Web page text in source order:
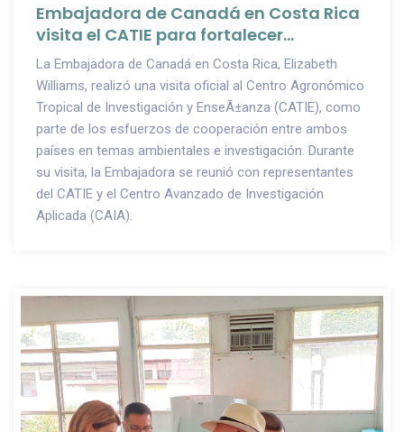
Embajadora de Canadá en Costa Rica
visita el CATIE para fortalecer
cooperación ambiental y de
investigación y conocer los desarrollos
tecno-orgánicos de CAIA
La Embajadora de Canadá en Costa Rica, Elizabeth
Williams, realizó una visita oficial al Centro Agronómico
Tropical de Investigación y EnseÃ±anza (CATIE), como
parte de los esfuerzos de cooperación entre ambos
países en temas ambientales e investigación. Durante
su visita, la Embajadora se reunió con representantes
del CATIE y el Centro Avanzado de Investigación
Aplicada (CAIA).